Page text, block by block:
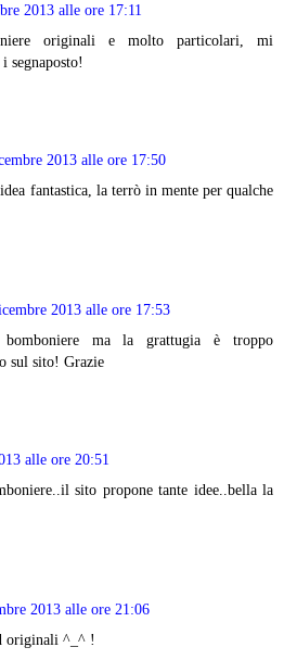
2013 alle ore 17:11
originali e molto particolari, mi
segnaposto!
2013 alle ore 17:50
fantastica, la terrò in mente per qualche
2013 alle ore 17:53
bomboniere ma la grattugia è troppo
sul sito! Grazie
alle ore 20:51
sito propone tante idee..bella la
2013 alle ore 21:06
originali ^_^ !